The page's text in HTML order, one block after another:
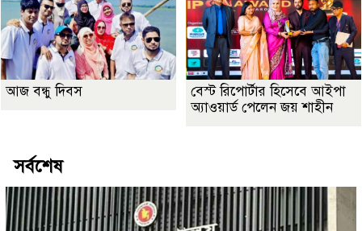
আজ বন্ধু দিবস
বেস্ট রিপোর্টার হিসেবে আইপা
অ্যাওয়ার্ড পেলেন জয় শাহীন
সর্বশেষ